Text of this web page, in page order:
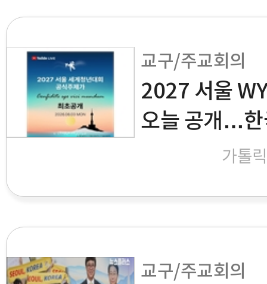
교구/주교회의
2027 서울
오늘 공개…한
가톨
교구/주교회의